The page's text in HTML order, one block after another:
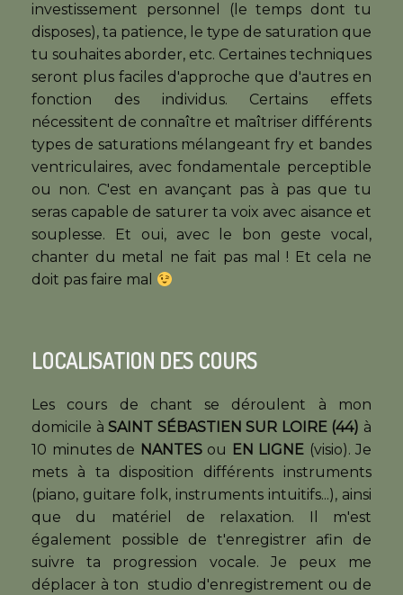
investissement personnel (le temps dont tu
disposes), ta patience, le type de saturation que
tu souhaites aborder, etc. Certaines techniques
seront plus faciles d'approche que d'autres en
fonction des individus. Certains effets
nécessitent de connaître et maîtriser différents
types de saturations mélangeant fry et bandes
ventriculaires, avec fondamentale perceptible
ou non. C'est en avançant pas à pas que tu
seras capable de saturer ta voix avec aisance et
souplesse. Et oui, avec le bon geste vocal,
chanter du metal ne fait pas mal ! Et cela ne
doit pas faire mal
LOCALISATION DES COURS
Les cours de chant se déroulent à mon
domicile àSAINT SÉBASTIEN SUR LOIRE (44) à
10 minutes de NANTESou EN LIGNE (visio). Je
mets à ta disposition différents instruments
(piano, guitare folk, instruments intuitifs...), ainsi
que du matériel de relaxation. Il m'est
également possible de t'enregistrer afin de
suivre ta progression vocale. Je peux me
déplacer à ton studio d'enregistrement ou de